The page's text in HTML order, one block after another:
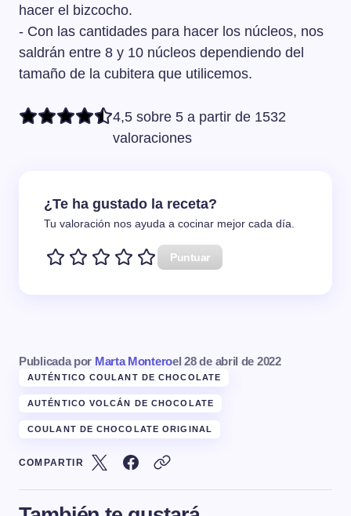
coulant de Michel Bras, os puedo asegurar que con esta
receta de El cocinero casero conseguiréis un coulant de
chocolate de un gran nivel.
hacer el bizcocho.
- Con las cantidades para hacer los núcleos, nos
saldrán entre 8 y 10 núcleos dependiendo del
tamaño de la cubitera que utilicemos.
4,5 sobre 5 a partir de 1532
valoraciones
¿Te ha gustado la receta?
Tu valoración nos ayuda a cocinar mejor cada día.
Puntuar
Publicada por Marta Monteroel 28 de abril de 2022
AUTÉNTICO COULANT DE CHOCOLATE
AUTÉNTICO VOLCÁN DE CHOCOLATE
COULANT DE CHOCOLATE ORIGINAL
COMPARTIR